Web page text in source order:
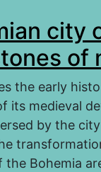
city
of
the early
its medieval
by the
the Bohemia